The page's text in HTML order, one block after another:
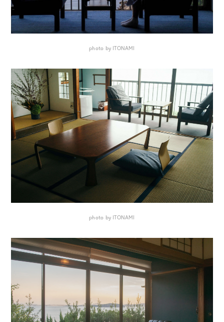
photo by ITONAMI
photo by ITONAMI